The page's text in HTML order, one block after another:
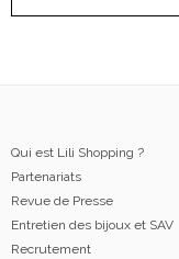
Qui est Lili Shopping ?
Partenariats
Revue de Presse
Entretien des bijoux et SAV
Recrutement